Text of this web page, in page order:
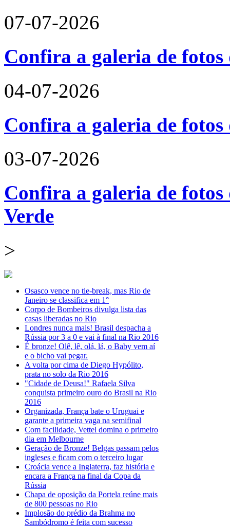
07-07-2026
Confira a galeria de
04-07-2026
Confira a galeria de
03-07-2026
Confira a galeria de
Verde
>
Osasco vence no tie-break, mas Rio de
Janeiro se classifica em 1°
Corpo de Bombeiros divulga lista das
casas liberadas no Rio
Londres nunca mais! Brasil despacha a
Rússia por 3 a 0 e vai à final na Rio 2016
É bronze! Olê, lê, olá, lá, o Baby vem aí
e o bicho vai pegar.
A volta por cima de Diego Hypólito,
prata no solo da Rio 2016
"Cidade de Deusa!" Rafaela Silva
conquista primeiro ouro do Brasil na Rio
2016
Organizada, França bate o Uruguai e
garante a primeira vaga na semifinal
Com facilidade, Vettel domina o primeiro
dia em Melbourne
Geração de Bronze! Belgas passam pelos
ingleses e ficam com o terceiro lugar
Croácia vence a Inglaterra, faz história e
encara a França na final da Copa da
Rússia
Chapa de oposição da Portela reúne mais
de 800 pessoas no Rio
Implosão do prédio da Brahma no
Sambódromo é feita com sucesso